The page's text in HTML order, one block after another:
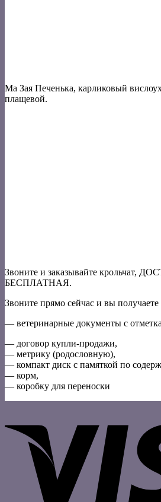
Ма Зая Печенька, карликовый
плащевой.
Звоните и заказывайте крольчат,
БЕСПЛАТНАЯ.
Звоните прямо сейчас и вы получаете
— ветеринарные документы с
— договор купли-продажи,
— метрику (родословную),
— компакт диск с памяткой по
— корм,
— коробку для переноски